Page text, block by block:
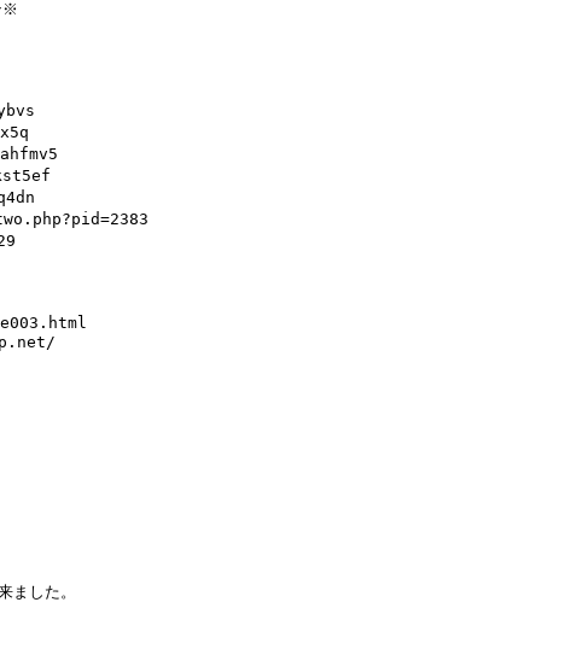
※
ました。